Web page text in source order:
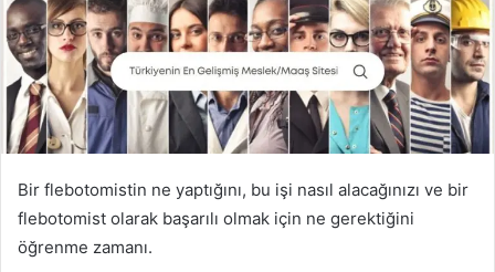
Bir flebotomistin ne yaptığını, bu işi nasıl alacağınızı ve bir
flebotomist olarak başarılı olmak için ne gerektiğini
öğrenme zamanı.